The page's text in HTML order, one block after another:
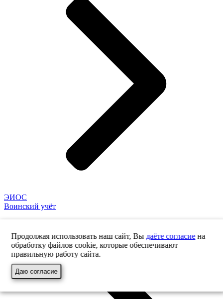
ЭИОС
Воинский учёт
Продолжая использовать наш сайт, Вы даёте согласиена
обработку файлов cookie, которые обеспечивают
правильную работу сайта.
Даю согласие